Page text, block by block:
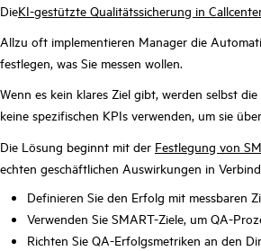
DieKI-gestützte Qualitätssicherung in
Allzu oft implementieren Manager die
festlegen, was Sie messen wollen.
Wenn es kein klares Ziel gibt, werden selbst
keine spezifischen KPIs verwenden, um sie
Die Lösung beginnt mit der Festlegung von
echten geschäftlichen Auswirkungen in
Definieren Sie den Erfolg mit messbaren
Verwenden Sie SMART-Ziele, um QA-
Richten Sie QA-Erfolgsmetriken an den